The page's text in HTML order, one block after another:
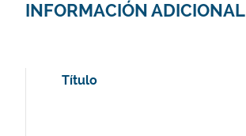
INFORMACIÓN ADICIONAL
Título